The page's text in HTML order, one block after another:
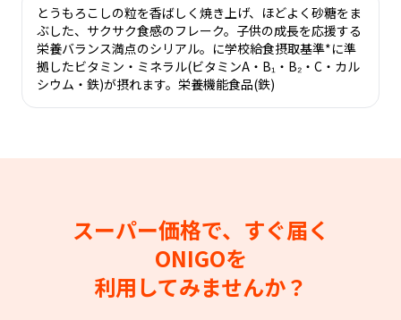
とうもろこしの粒を香ばしく焼き上げ、ほどよく砂糖をま
ぶした、サクサク食感のフレーク。子供の成長を応援する
栄養バランス満点のシリアル。に学校給食摂取基準*に準
拠したビタミン・ミネラル(ビタミンA・B₁・B₂・C・カル
シウム・鉄)が摂れます。栄養機能食品(鉄)
スーパー価格で、すぐ届く
ONIGOを
利用してみませんか？